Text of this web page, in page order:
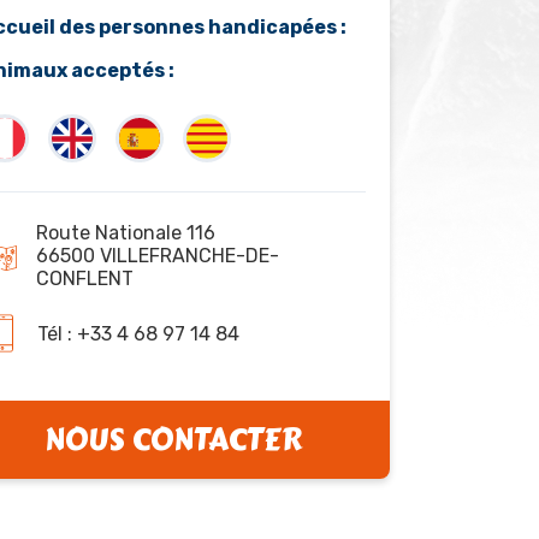
des personnes handicapées :
acceptés :
Route Nationale 116
66500 VILLEFRANCHE-DE-
CONFLENT
Tél : +33 4 68 97 14 84
NOUS CONTACTER